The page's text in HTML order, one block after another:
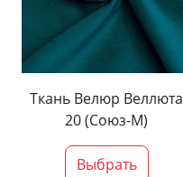
Ткань Велюр Веллюта
20 (Союз-М)
Выбрать